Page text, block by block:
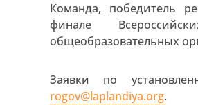
Команда, победитель
финале
общеобразовательных
Заявки по
rogov@laplandiya.org.